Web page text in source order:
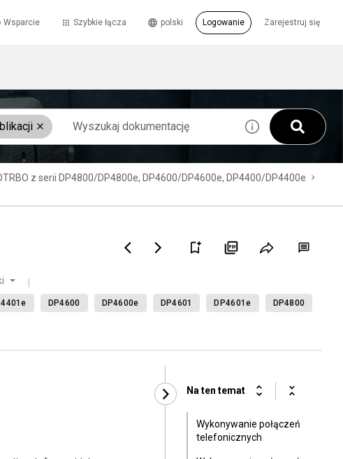
Wsparcie Szybkie łącza Zarejestruj się
polski Logowanie
z serii DP4800/DP4800e, DP4600/DP4600e, DP4400/DP4400e
DP4600 DP4600e DP4601 DP4601e DP4800
Na ten temat
Wykonywanie połączeń
telefonicznych